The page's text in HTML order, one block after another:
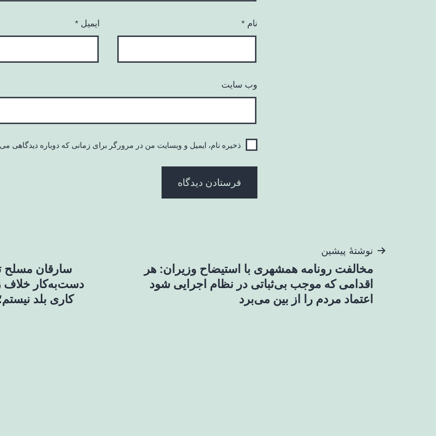
نام * ایمیل *
وب‌ سایت
ذخیره نام، ایمیل و وبسایت من در مرورگر برای زمانی که دوباره دیدگاهی
راهبری
نوشته
نوشتهٔ پیشین
مخالفت رونامه همشهری با استیضاح وزیران: هر
اقدامی که موجب بی‌ثباتی در نظام اجرایی شود
اعتماد مردم را از بین می‌برد
دست‌به‌کار خلاف
کاری بلد